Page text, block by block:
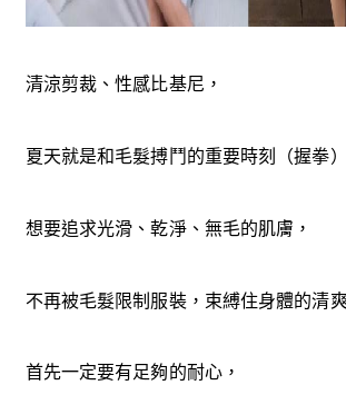
清涼剪裁、性感比基尼，
夏天就是和毛髮搏鬥的重要時刻（握拳）
想要追求光滑、乾淨、無毛的肌膚，
不再被毛髮限制服裝，束縛住身體的清爽
首先一定要有足夠的耐心，